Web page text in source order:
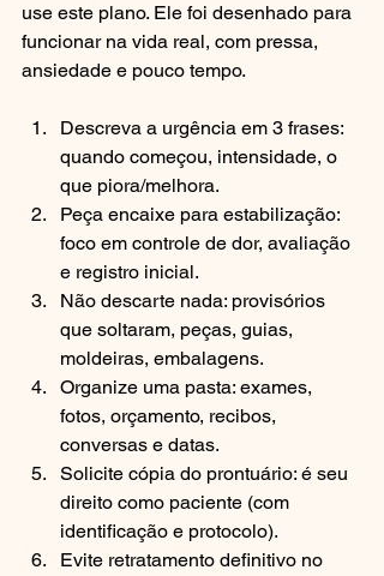
use este plano. Ele foi desenhado para
funcionar na vida real, com pressa,
ansiedade e pouco tempo.
Descreva a urgência em 3 frases:
quando começou, intensidade, o
que piora/melhora.
Peça encaixe para estabilização:
foco em controle de dor, avaliação
e registro inicial.
Não descarte nada: provisórios
que soltaram, peças, guias,
moldeiras, embalagens.
Organize uma pasta: exames,
fotos, orçamento, recibos,
conversas e datas.
Solicite cópia do prontuário: é seu
direito como paciente (com
identificação e protocolo).
Evite retratamento definitivo no